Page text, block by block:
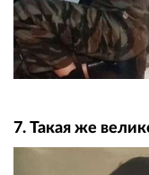
7. Такая же